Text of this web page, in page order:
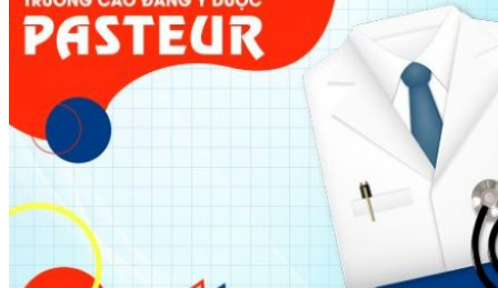
KỲ THI THPT QUỐC GIA
BLOG NGHỀ Y
KỸ NĂNG
TIN TỨC